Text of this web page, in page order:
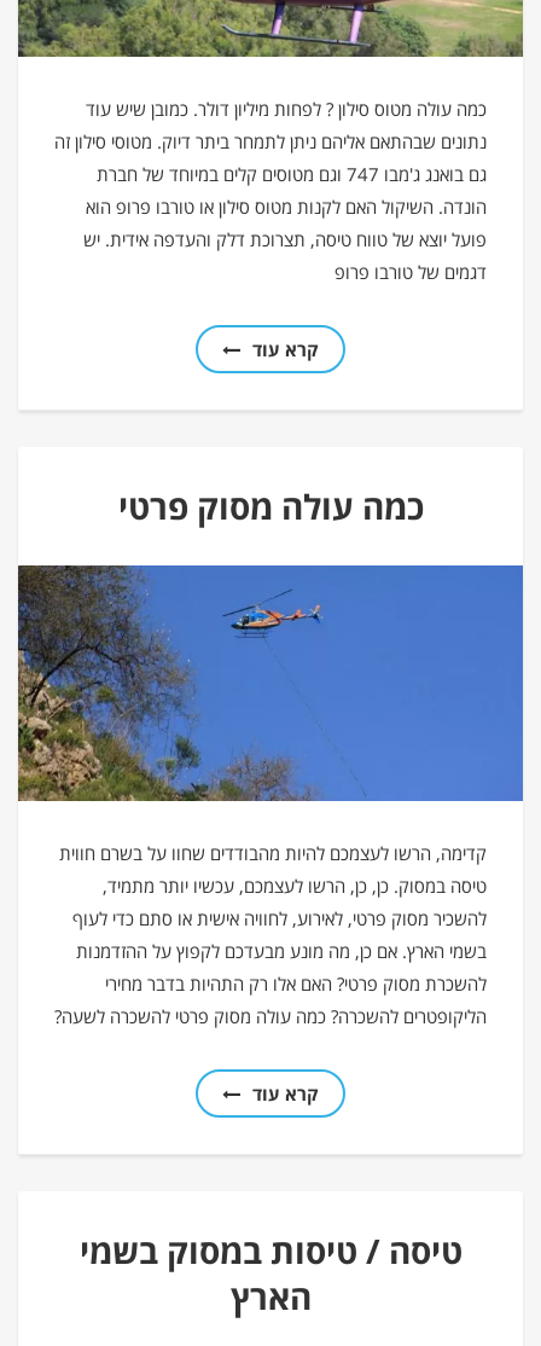
כמה עולה מטוס סילון ? לפחות מיליון דולר. כמובן שיש עוד
נתונים שבהתאם אליהם ניתן לתמחר ביתר דיוק. מטוסי סילון זה
גם בואנג ג'מבו 747 וגם מטוסים קלים במיוחד של חברת
הונדה. השיקול האם לקנות מטוס סילון או טורבו פרופ הוא
פועל יוצא של טווח טיסה, תצרוכת דלק והעדפה אידית. יש
דגמים של טורבו פרופ
קרא עוד
כמה עולה מסוק פרטי
קדימה, הרשו לעצמכם להיות מהבודדים שחוו על בשרם חווית
טיסה במסוק. כן, כן, הרשו לעצמכם, עכשיו יותר מתמיד,
להשכיר מסוק פרטי, לאירוע, לחוויה אישית או סתם כדי לעוף
בשמי הארץ. אם כן, מה מונע מבעדכם לקפוץ על ההזדמנות
להשכרת מסוק פרטי? האם אלו רק התהיות בדבר מחירי
הליקופטרים להשכרה? כמה עולה מסוק פרטי להשכרה לשעה?
קרא עוד
טיסה / טיסות במסוק בשמי
הארץ